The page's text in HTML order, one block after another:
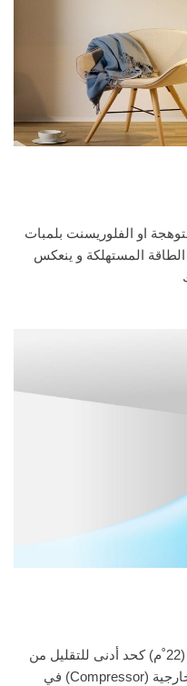
او الفلوريسنت بلمبات
70% من كمية الطاقة المستهلكة و ينعكس
ضبط أجهزة التكييف عند درجة حرارة (22˚م) كحد أدنى للتقليل من
الاستهلاك مع تفادي تركيب الوحدة الخارجية (Compressor) في